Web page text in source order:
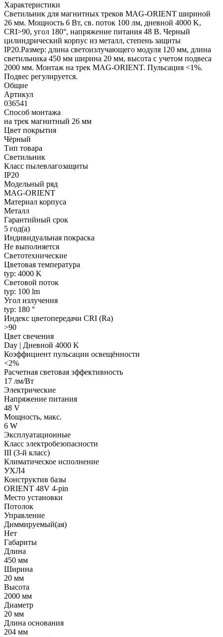
Характеристики
Светильник для магнитных треков MAG-ORIENT шириной
26 мм. Мощность 6 Вт, св. поток 100 лм, дневной 4000 K,
CRI>90, угол 180°, напряжение питания 48 В. Черный
цилиндрический корпус из металл, степень защиты
IP20.Размер: длина светоизлучающего модуля 120 мм, длина
светильника 450 мм ширина 20 мм, высота с учетом подвеса
2000 мм. Монтаж на трек MAG-ORIENT. Пульсация <1%.
Подвес регулируется.
Общие
Артикул
036541
Способ монтажа
на трек магнитный 26 мм
Цвет покрытия
Чёрный
Тип товара
Светильник
Класс пылевлагозащиты
IP20
Модельный ряд
MAG-ORIENT
Материал корпуса
Металл
Гарантийный срок
5 год(а)
Индивидуальная покраска
Не выполняется
Светотехнические
Цветовая температура
typ: 4000 K
Световой поток
typ: 100 lm
Угол излучения
typ: 180 °
Индекс цветопередачи CRI (Ra)
>90
Цвет свечения
Day | Дневной 4000 K
Коэффициент пульсации освещённости
<2%
Расчетная световая эффективность
17 лм/Вт
Электрические
Напряжение питания
48 V
Мощность, макс.
6 W
Эксплуатационные
Класс электробезопасности
III (3-й класс)
Климатическое исполнение
УХЛ4
Конструктив базы
ORIENT 48V 4-pin
Место установки
Потолок
Управление
Диммируемый(ая)
Нет
Габариты
Длина
450 мм
Ширина
20 мм
Высота
2000 мм
Диаметр
20 мм
Длина основания
204 мм